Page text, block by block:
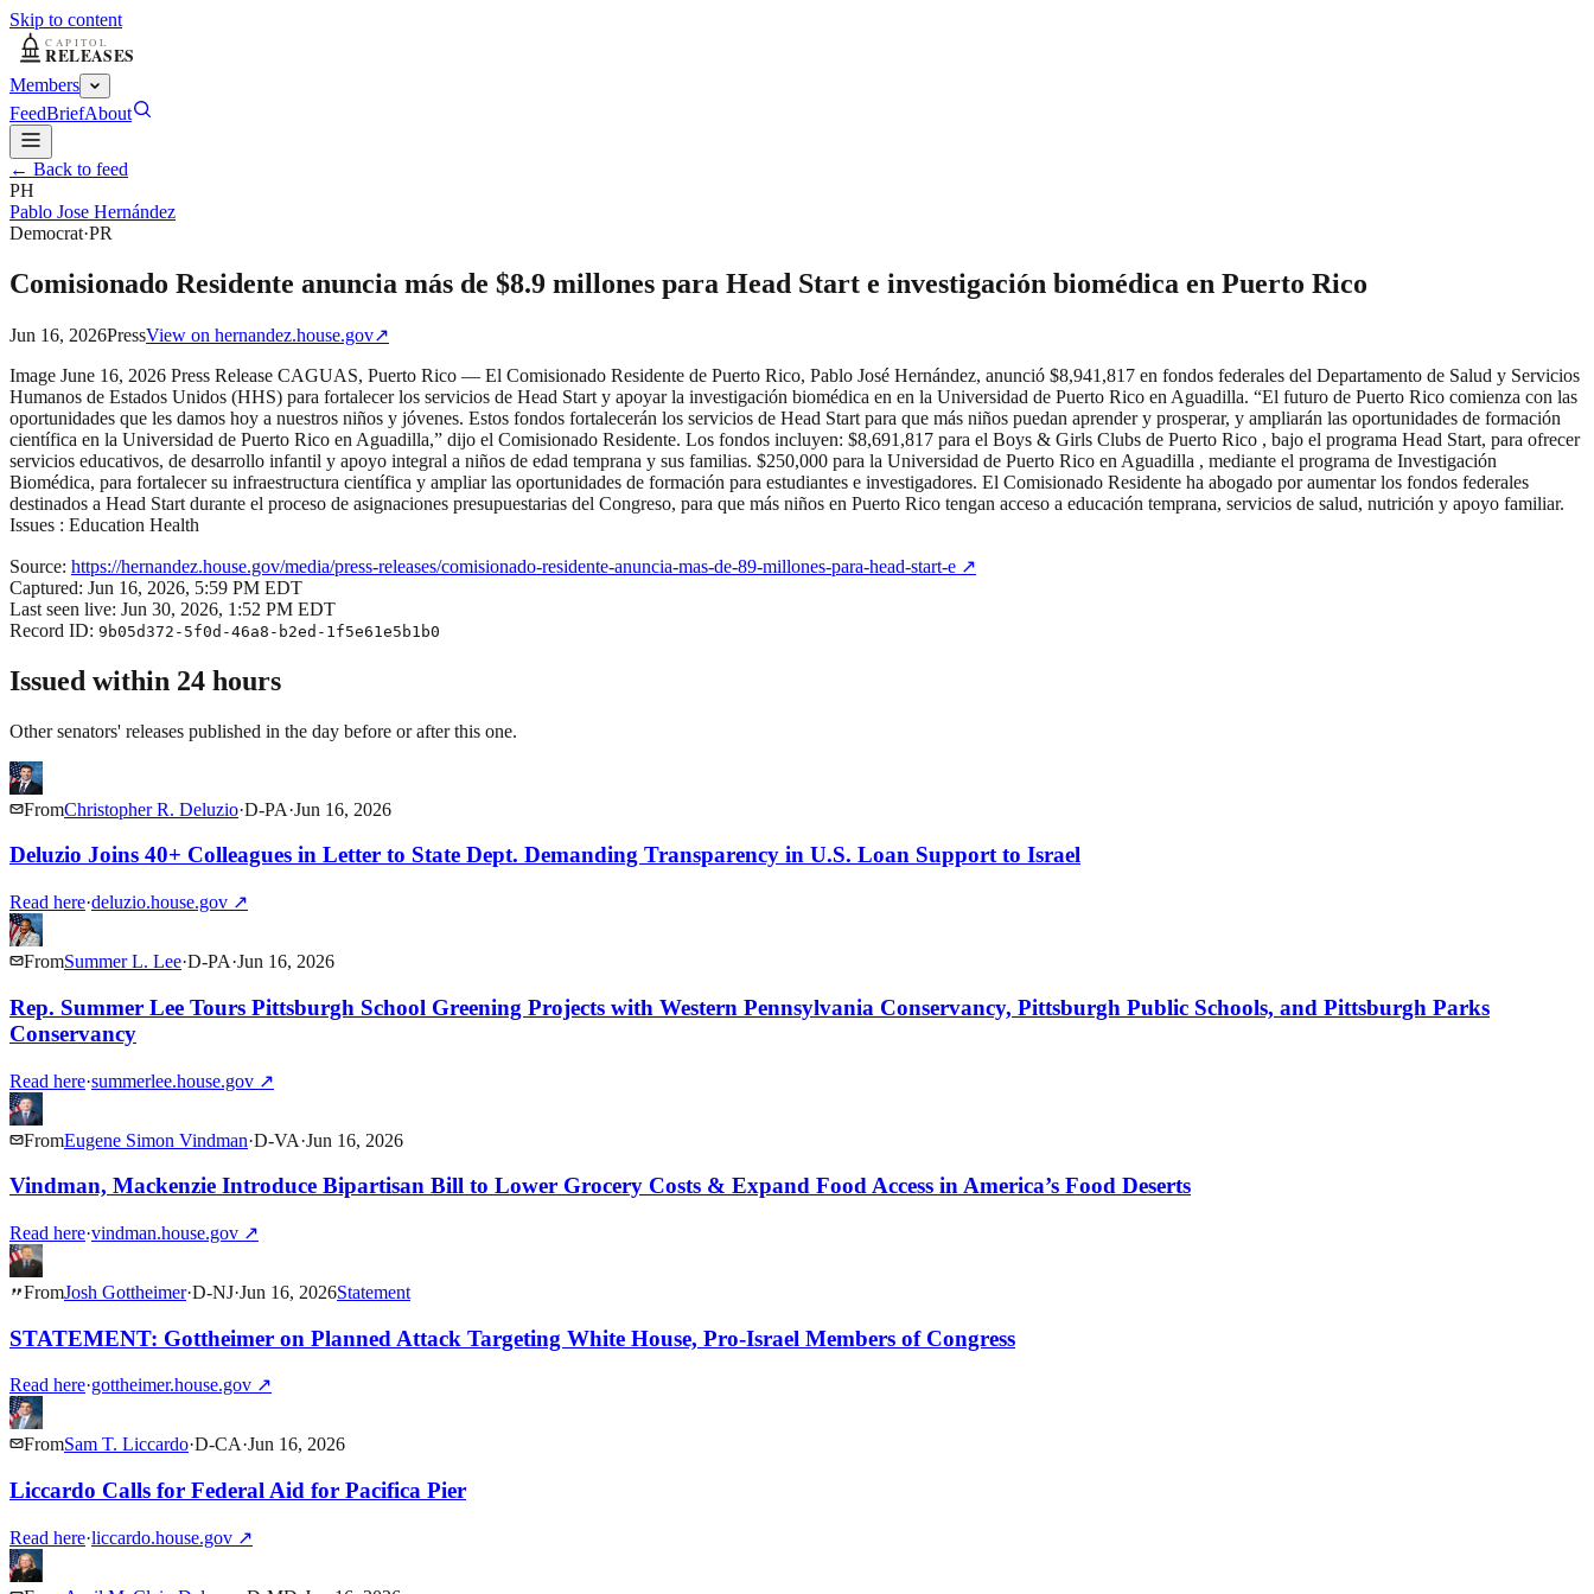
Skip to content
Members
FeedBriefAbout
← Back to feed
PH
Pablo Jose Hernández
Democrat·PR
Comisionado Residente anuncia más de $8.9 millones para Head Start e investigación biomédica en Puerto Rico
Jun 16, 2026PressView on hernandez.house.gov↗
Image June 16, 2026 Press Release CAGUAS, Puerto Rico — El Comisionado Residente de Puerto Rico, Pablo José Hernández, anunció $8,941,817 en fondos federales del Departamento de Salud y Servicios
Humanos de Estados Unidos (HHS) para fortalecer los servicios de Head Start y apoyar la investigación biomédica en en la Universidad de Puerto Rico en Aguadilla. “El futuro de Puerto Rico comienza con las
oportunidades que les damos hoy a nuestros niños y jóvenes. Estos fondos fortalecerán los servicios de Head Start para que más niños puedan aprender y prosperar, y ampliarán las oportunidades de formación
científica en la Universidad de Puerto Rico en Aguadilla,” dijo el Comisionado Residente. Los fondos incluyen: $8,691,817 para el Boys & Girls Clubs de Puerto Rico , bajo el programa Head Start, para ofrecer
servicios educativos, de desarrollo infantil y apoyo integral a niños de edad temprana y sus familias. $250,000 para la Universidad de Puerto Rico en Aguadilla , mediante el programa de Investigación
Biomédica, para fortalecer su infraestructura científica y ampliar las oportunidades de formación para estudiantes e investigadores. El Comisionado Residente ha abogado por aumentar los fondos federales
destinados a Head Start durante el proceso de asignaciones presupuestarias del Congreso, para que más niños en Puerto Rico tengan acceso a educación temprana, servicios de salud, nutrición y apoyo familiar.
Issues : Education Health
Source: https://hernandez.house.gov/media/press-releases/comisionado-residente-anuncia-mas-de-89-millones-para-head-start-e ↗
Captured: Jun 16, 2026, 5:59 PM EDT
Last seen live: Jun 30, 2026, 1:52 PM EDT
Record ID: 9b05d372-5f0d-46a8-b2ed-1f5e61e5b1b0
Issued within 24 hours
Other senators' releases published in the day before or after this one.
FromChristopher R. Deluzio·D-PA·Jun 16, 2026
Deluzio Joins 40+ Colleagues in Letter to State Dept. Demanding Transparency in U.S. Loan Support to Israel
Read here·deluzio.house.gov ↗
FromSummer L. Lee·D-PA·Jun 16, 2026
Rep. Summer Lee Tours Pittsburgh School Greening Projects with Western Pennsylvania Conservancy, Pittsburgh Public Schools, and Pittsburgh Parks
Conservancy
Read here·summerlee.house.gov ↗
FromEugene Simon Vindman·D-VA·Jun 16, 2026
Vindman, Mackenzie Introduce Bipartisan Bill to Lower Grocery Costs & Expand Food Access in America’s Food Deserts
Read here·vindman.house.gov ↗
FromJosh Gottheimer·D-NJ·Jun 16, 2026Statement
STATEMENT: Gottheimer on Planned Attack Targeting White House, Pro-Israel Members of Congress
Read here·gottheimer.house.gov ↗
FromSam T. Liccardo·D-CA·Jun 16, 2026
Liccardo Calls for Federal Aid for Pacifica Pier
Read here·liccardo.house.gov ↗